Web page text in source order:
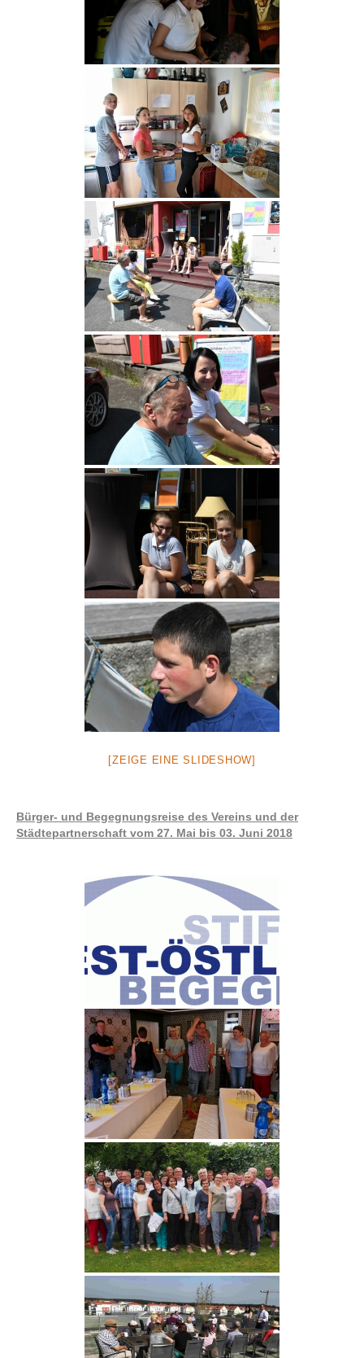
[ZEIGE EINE SLIDESHOW]
Bürger- und Begegnungsreise des Vereins und der
Städtepartnerschaft vom 27. Mai bis 03. Juni 2018